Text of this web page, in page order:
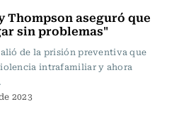
Thompson aseguró que
sin problemas"
de la prisión preventiva que
intrafamiliar y ahora
2023